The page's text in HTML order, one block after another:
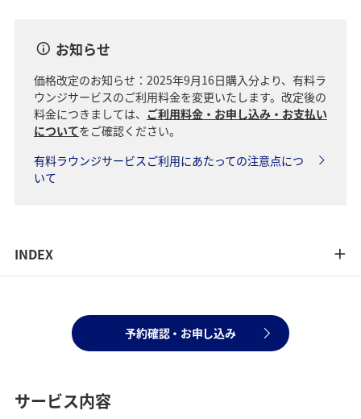
お知らせ
価格改定のお知らせ：2025年9月16日購入分より、有料ラ
ウンジサービスのご利用料金を変更いたします。改定後の
料金につきましては、 ご利用料金・お申し込み・お支払い
についてをご確認ください。
有料ラウンジサービスご利用にあたっての注意点につ
いて
INDEX
予約確認・お申し込み
サービス内容